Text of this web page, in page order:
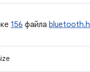
156 файла bluetooth.h